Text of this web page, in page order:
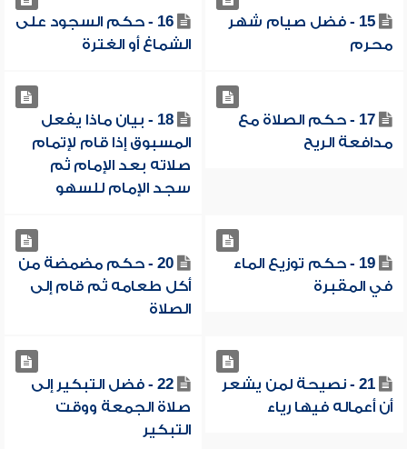
15 - فضل صيام شهر
محرم
16 - حكم السجود على
الشماغ أو الغترة
17 - حكم الصلاة مع
مدافعة الريح
18 - بيان ماذا يفعل
المسبوق إذا قام لإتمام
صلاته بعد الإمام ثم
سجد الإمام للسهو
19 - حكم توزيع الماء
في المقبرة
20 - حكم مضمضة من
أكل طعامه ثم قام إلى
الصلاة
21 - نصيحة لمن يشعر
أن أعماله فيها رياء
22 - فضل التبكير إلى
صلاة الجمعة ووقت
التبكير